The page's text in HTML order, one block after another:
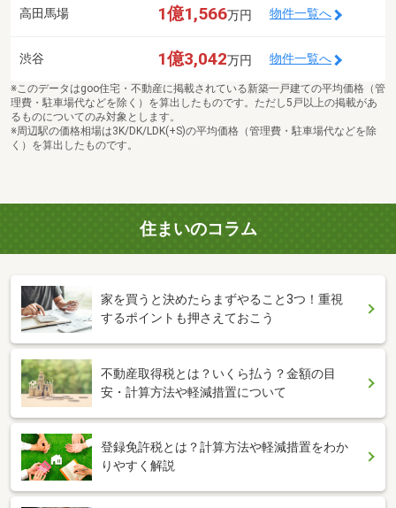
高田馬場 1億1,566万円 物件一覧へ
渋谷 1億3,042万円 物件一覧へ
※このデータはgoo住宅・不動産に掲載されている新築一戸建ての平均価格（管
理費・駐車場代などを除く）を算出したものです。ただし5戸以上の掲載があ
るものについてのみ対象とします。
※周辺駅の価格相場は3K/DK/LDK(+S)の平均価格（管理費・駐車場代などを除
く）を算出したものです。
住まいのコラム
家を買うと決めたらまずやること3つ！重視
するポイントも押さえておこう
不動産取得税とは？いくら払う？金額の目
安・計算方法や軽減措置について
登録免許税とは？計算方法や軽減措置をわか
りやすく解説